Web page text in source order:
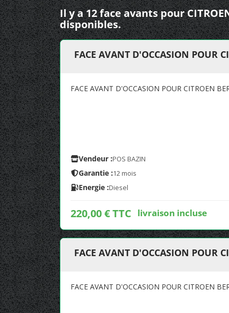
Il y a 12 face avants pour
disponibles.
FACE AVANT D'OCCASION POUR
FACE AVANT D'OCCASION POUR CITROEN
Vendeur :POS BAZIN
Garantie :12 mois
Energie :Diesel
220,00 € TTC livraison incluse
FACE AVANT D'OCCASION POUR
FACE AVANT D'OCCASION POUR CITROEN